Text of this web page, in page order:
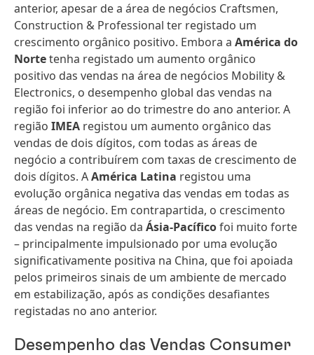
anterior, apesar de a área de negócios Craftsmen,
Construction & Professional ter registado um
crescimento orgânico positivo. Embora a América do
Nortetenha registado um aumento orgânico
positivo das vendas na área de negócios Mobility &
Electronics, o desempenho global das vendas na
região foi inferior ao do trimestre do ano anterior. A
região IMEA registou um aumento orgânico das
vendas de dois dígitos, com todas as áreas de
negócio a contribuírem com taxas de crescimento de
dois dígitos. AAmérica Latina registou uma
evolução orgânica negativa das vendas em todas as
áreas de negócio. Em contrapartida, o crescimento
das vendas na região da Ásia-Pacíficofoi muito forte
– principalmente impulsionado por uma evolução
significativamente positiva na China, que foi apoiada
pelos primeiros sinais de um ambiente de mercado
em estabilização, após as condições desafiantes
registadas no ano anterior.
Desempenho das Vendas Consumer